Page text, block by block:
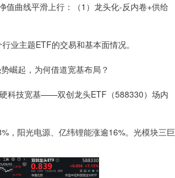
值曲线平滑上行：（1）龙头化-反内卷+供给
主题ETF的交易和基本面情况。
崛起，为何借道宽基布局？
科技宽基——双创龙头ETF（588330）场内
阳光电源、亿纬锂能涨逾16%。光模块三巨